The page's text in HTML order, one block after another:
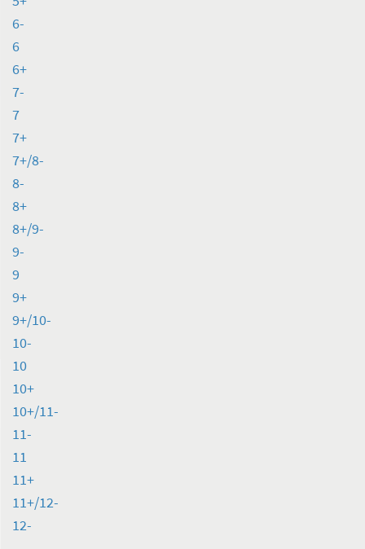
6-
6
6+
7-
7
7+
7+/8-
8-
8+
8+/9-
9-
9
9+
9+/10-
10-
10
10+
10+/11-
11-
11
11+
11+/12-
12-